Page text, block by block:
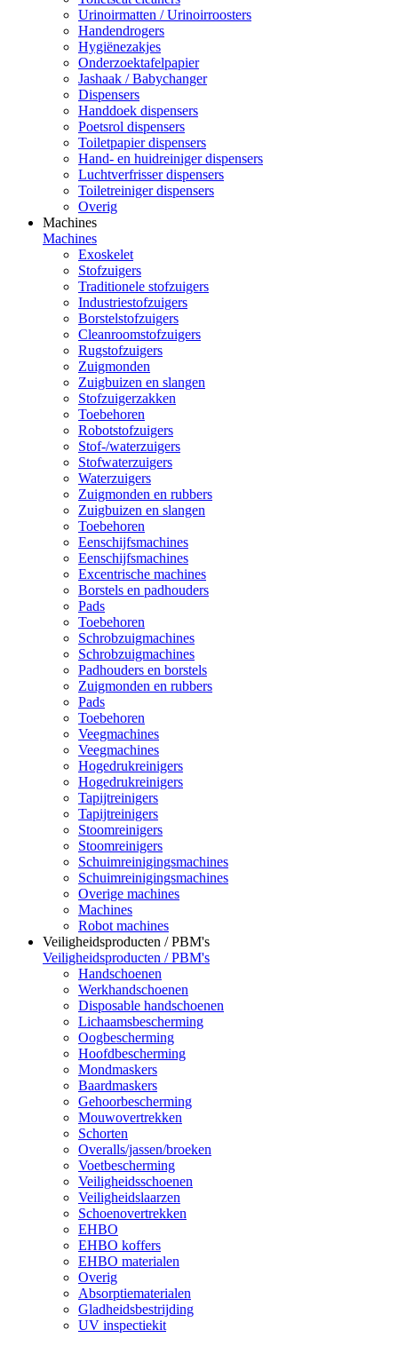
Urinoirmatten / Urinoirroosters
Handendrogers
Hygiënezakjes
Onderzoektafelpapier
Jashaak / Babychanger
Dispensers
Handdoek dispensers
Poetsrol dispensers
Toiletpapier dispensers
Hand- en huidreiniger dispensers
Luchtverfrisser dispensers
Toiletreiniger dispensers
Overig
Machines
Machines
Exoskelet
Stofzuigers
Traditionele stofzuigers
Industriestofzuigers
Borstelstofzuigers
Cleanroomstofzuigers
Rugstofzuigers
Zuigmonden
Zuigbuizen en slangen
Stofzuigerzakken
Toebehoren
Robotstofzuigers
Stof-/waterzuigers
Stofwaterzuigers
Waterzuigers
Zuigmonden en rubbers
Zuigbuizen en slangen
Toebehoren
Eenschijfsmachines
Eenschijfsmachines
Excentrische machines
Borstels en padhouders
Pads
Toebehoren
Schrobzuigmachines
Schrobzuigmachines
Padhouders en borstels
Zuigmonden en rubbers
Pads
Toebehoren
Veegmachines
Veegmachines
Hogedrukreinigers
Hogedrukreinigers
Tapijtreinigers
Tapijtreinigers
Stoomreinigers
Stoomreinigers
Schuimreinigingsmachines
Schuimreinigingsmachines
Overige machines
Machines
Robot machines
Veiligheidsproducten / PBM's
Veiligheidsproducten / PBM's
Handschoenen
Werkhandschoenen
Disposable handschoenen
Lichaamsbescherming
Oogbescherming
Hoofdbescherming
Mondmaskers
Baardmaskers
Gehoorbescherming
Mouwovertrekken
Schorten
Overalls/jassen/broeken
Voetbescherming
Veiligheidsschoenen
Veiligheidslaarzen
Schoenovertrekken
EHBO
EHBO koffers
EHBO materialen
Overig
Absorptiematerialen
Gladheidsbestrijding
UV inspectiekit